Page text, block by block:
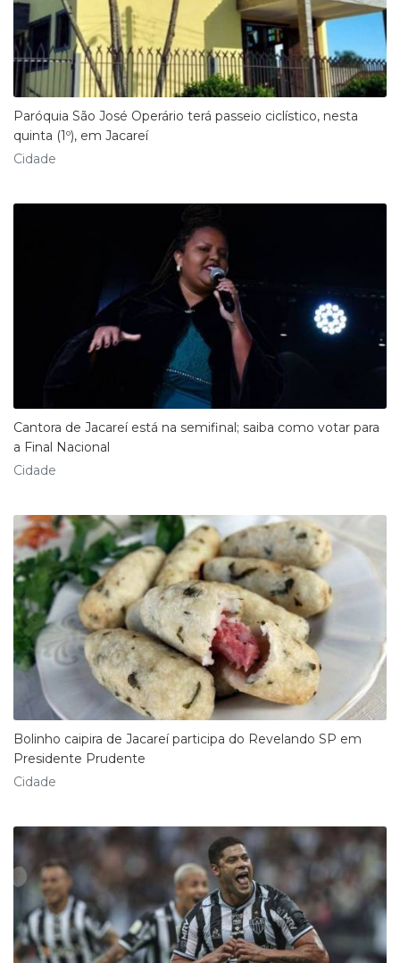
Paróquia São José Operário terá passeio ciclístico, nesta
quinta (1º), em Jacareí
Cidade
Cantora de Jacareí está na semifinal; saiba como votar para
a Final Nacional
Cidade
Bolinho caipira de Jacareí participa do Revelando SP em
Presidente Prudente
Cidade